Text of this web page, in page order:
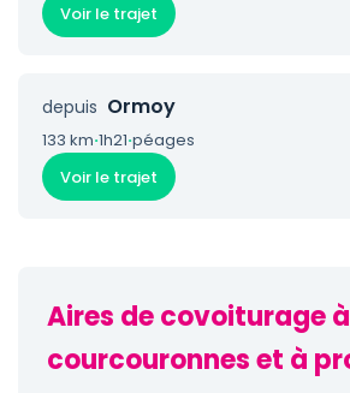
Voir le trajet
depuis Ormoy
133 km·1h21·péages
Voir le trajet
Aires de covoiturage
courcouronnes et à